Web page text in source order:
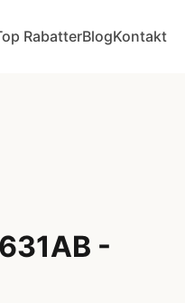
RabatterBlogKontakt
-